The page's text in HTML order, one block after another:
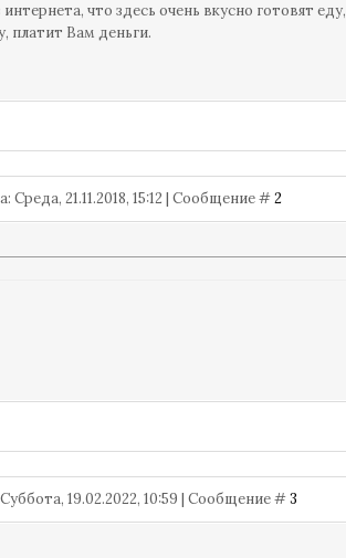
что здесь очень вкусно готовят еду,
платит Вам деньги.
Среда, 21.11.2018, 15:12 | Сообщение #2
19.02.2022, 10:59 | Сообщение #3